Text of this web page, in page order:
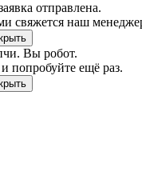
отправлена.
свяжется наш
Вы робот.
попробуйте ещё раз.